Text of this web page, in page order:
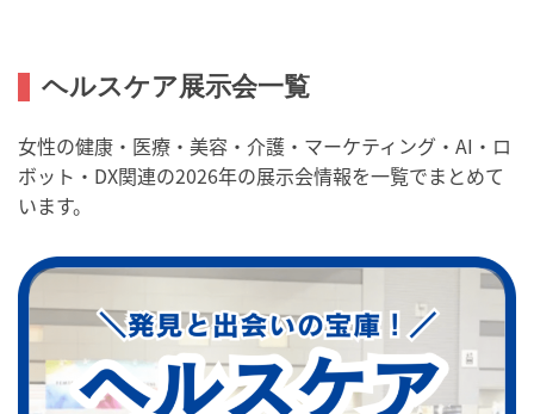
ヘルスケア展示会一覧
女性の健康・医療・美容・介護・マーケティング・AI・ロ
ボット・DX関連の2026年の展示会情報を一覧でまとめて
います。